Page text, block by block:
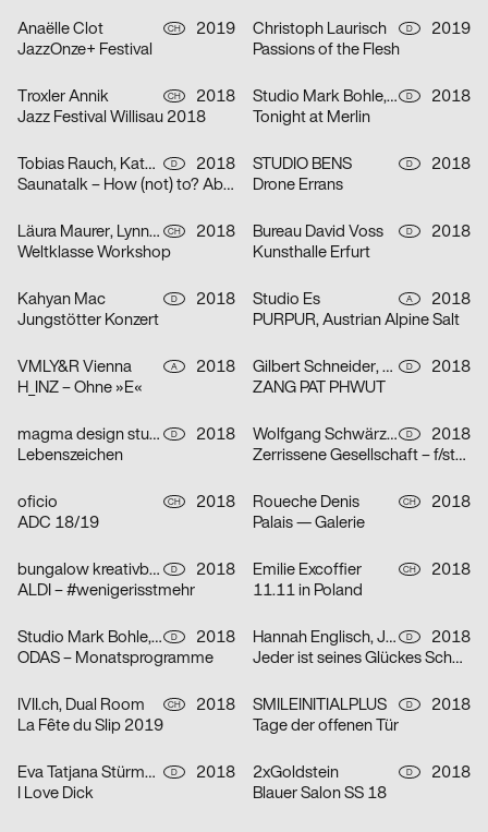
Anaëlle Clot CH
2019
JazzOnze+ Festival
Christoph Laurisch D
2019
Passions of the Flesh
Troxler Annik CH
2018
Jazz Festival Willisau 2018
Studio Mark Bohle, Kormann Raffael D
2018
Tonight at Merlin
Tobias Rauch, Kathrin Baumgartner D
2018
Saunatalk – How (not) to? Abilities – what am I capable to?
STUDIO BENS D
2018
Drone Errans
Läura Maurer, Lynne Kopp, Max Fingerhuth CH
2018
Weltklasse Workshop
Bureau David Voss D
2018
Kunsthalle Erfurt
Kahyan Mac D
2018
Jungstötter Konzert
Studio Es A
2018
PURPUR, Austrian Alpine Salt
VMLY&R Vienna A
2018
H_INZ – Ohne »E«
Gilbert Schneider, Karolina Pietrzyk, Tobias Wenig D
2018
ZANG PAT PHWUT
magma design studio D
2018
Lebenszeichen
Wolfgang Schwärzler D
2018
Zerrissene Gesellschaft – f/stop 2018 – 8. Festival für Fotografie Leipzig
oficio CH
2018
ADC 18/19
Roueche Denis CH
2018
Palais — Galerie
bungalow kreativbüro D
2018
ALDI – #wenigerisstmehr
Emilie Excoffier CH
2018
11.11 in Poland
Studio Mark Bohle, Nam Huynh D
2018
ODAS – Monatsprogramme
Hannah Englisch, Janni Froese D
2018
Jeder ist seines Glückes Schmied
IVII.ch, Dual Room CH
2018
La Fête du Slip 2019
SMILEINITIALPLUS D
2018
Tage der offenen Tür
Eva Tatjana Stürmer, Lena Thomaka D
2018
I Love Dick
2xGoldstein D
2018
Blauer Salon SS 18